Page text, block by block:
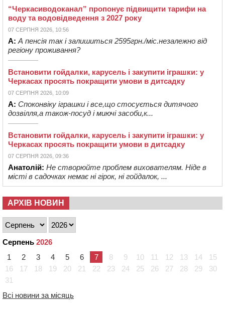
“Черкасиводоканал” пропонує підвищити тарифи на
воду та водовідведення з 2027 року
07 СЕРПНЯ 2026, 10:56
А: А пенсія так і залишиться 2595грн./міс.незалежно від
регіону проживання?
Встановити гойдалки, карусель і закупити іграшки: у
Черкасах просять покращити умови в дитсадку
07 СЕРПНЯ 2026, 10:09
А: Споконвіку іграшки і все,що стосується дитячого
дозвілля,а також-посуд і миючі засоби,к...
Встановити гойдалки, карусель і закупити іграшки: у
Черкасах просять покращити умови в дитсадку
07 СЕРПНЯ 2026, 09:36
Анатолій: Не створюйте проблем вихователям. Ніде в
місті в садочках немає ні гірок, ні гойдалок, ...
АРХІВ НОВИН
Серпень 2026
1
2 3 4 5 6 7 8 9 10 11 12 13 14
15
16
17 18 19 20 21 22 23 24 25 26 27 28 29
30
31
Всі новини за місяць